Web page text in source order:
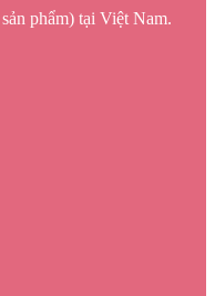
phẩm) tại Việt Nam.